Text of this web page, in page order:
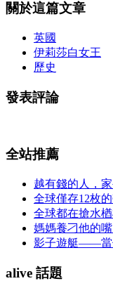
關於這篇文章
英國
伊莉莎白女王
歷史
發表評論
全站推薦
越有錢的人，
全球僅存12枚
全球都在搶水
媽媽養刁他的
影子遊艇——當
alive 話題